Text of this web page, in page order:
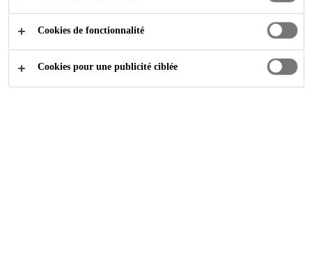
Produits et Systèmes
Cookies de fonctionnalité
Cookies pour une publicité ciblée